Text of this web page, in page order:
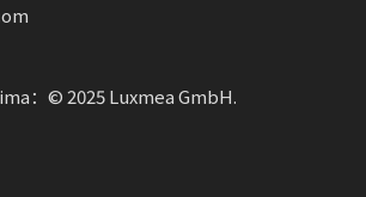
：© 2025 Luxmea GmbH.